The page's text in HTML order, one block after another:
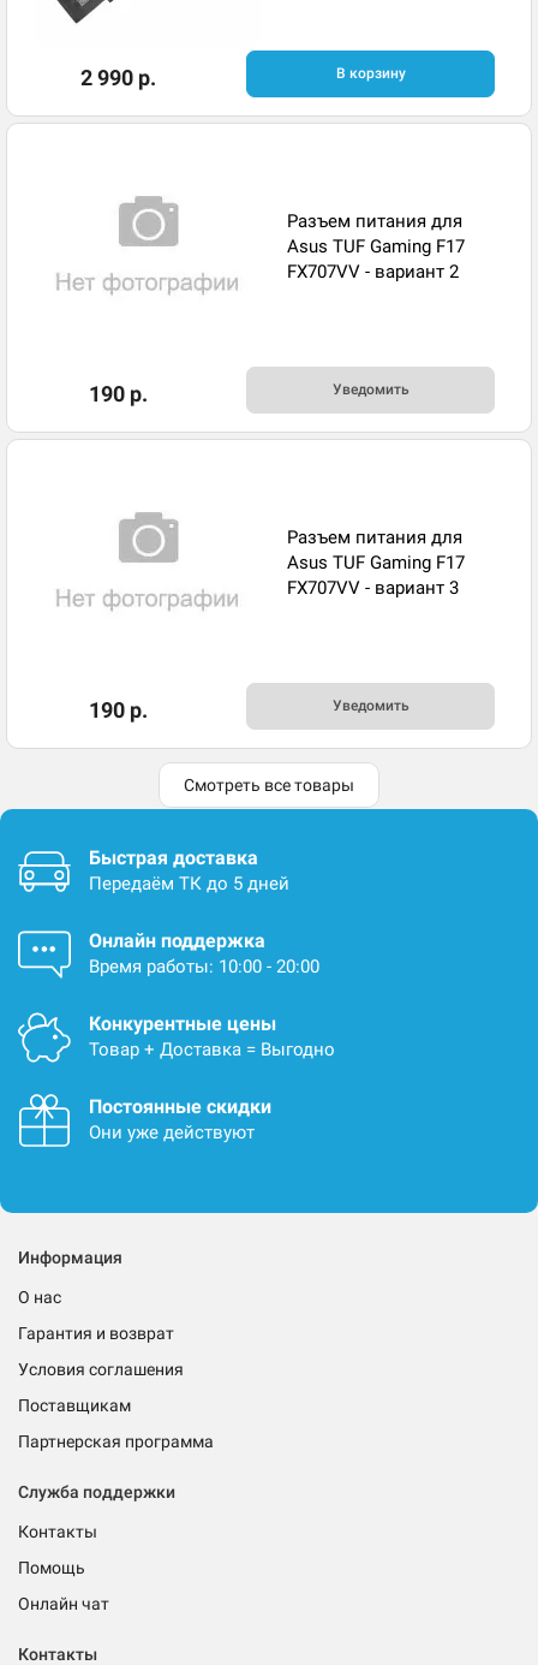
2 990 р. В корзину
Разъем питания для
Asus TUF Gaming F17
FX707VV - вариант 2
190 р. Уведомить
Разъем питания для
Asus TUF Gaming F17
FX707VV - вариант 3
190 р. Уведомить
Смотреть все товары
Быстрая доставка
Передаём ТК до 5 дней
Онлайн поддержка
Время работы: 10:00 - 20:00
Конкурентные цены
Товар + Доставка = Выгодно
Постоянные скидки
Они уже действуют
Информация
О нас
Гарантия и возврат
Условия соглашения
Поставщикам
Партнерская программа
Служба поддержки
Контакты
Помощь
Онлайн чат
Контакты